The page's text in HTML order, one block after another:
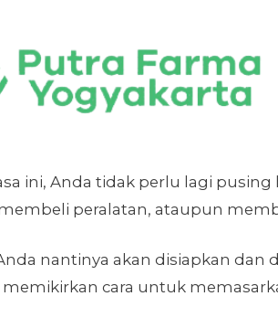
ini, Anda tidak perlu lagi
peralatan, ataupun
nantinya akan disiapkan dan
cara untuk